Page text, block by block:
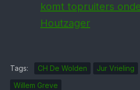
komt top­ruiters
Hout­zager
Tags: CH De Wolden Jur Vrieling
Willem Greve